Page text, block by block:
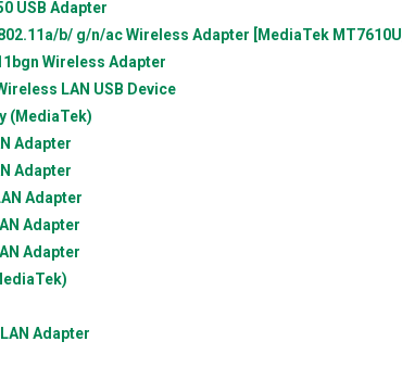
USB Adapter
b/ g/n/ac Wireless Adapter [MediaTek MT7610U]
Wireless Adapter
LAN USB Device
(MediaTek)
Adapter
Adapter
Adapter
Adapter
Adapter
Adapter